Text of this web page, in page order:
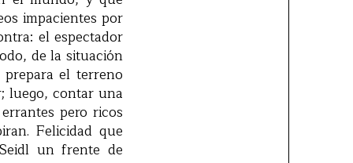
impacientes por
el espectador
de la situación
el terreno
luego, contar una
pero ricos
Felicidad que
un frente de